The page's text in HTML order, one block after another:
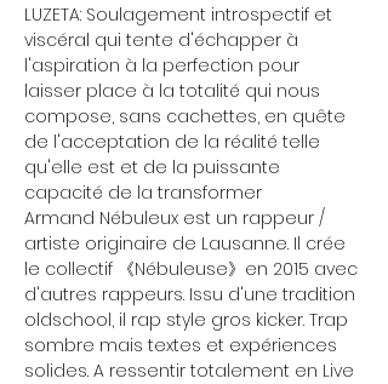
LUZETA: Soulagement introspectif et
viscéral qui tente d'échapper à
l'aspiration à la perfection pour
laisser place à la totalité qui nous
compose, sans cachettes, en quête
de l'acceptation de la réalité telle
qu'elle est et de la puissante
capacité de la transformer
Armand Nébuleux est un rappeur /
artiste originaire de Lausanne. Il crée
le collectif 《Nébuleuse》en 2015 avec
d'autres rappeurs. Issu d'une tradition
oldschool, il rap style gros kicker. Trap
sombre mais textes et expériences
solides. A ressentir totalement en Live